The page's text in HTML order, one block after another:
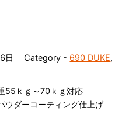
日 Category - 690 DUKE,
55ｋｇ～70ｋｇ対応
ウダーコーティング仕上げ